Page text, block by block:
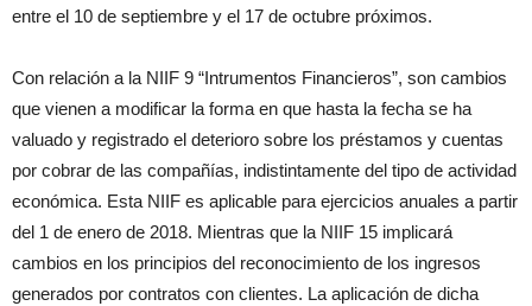
entre el 10 de septiembre y el 17 de octubre próximos.
Con relación a la NIIF 9 “Intrumentos Financieros”, son cambios
que vienen a modificar la forma en que hasta la fecha se ha
valuado y registrado el deterioro sobre los préstamos y cuentas
por cobrar de las compañías, indistintamente del tipo de actividad
económica. Esta NIIF es aplicable para ejercicios anuales a partir
del 1 de enero de 2018. Mientras que la NIIF 15 implicará
cambios en los principios del reconocimiento de los ingresos
generados por contratos con clientes. La aplicación de dicha